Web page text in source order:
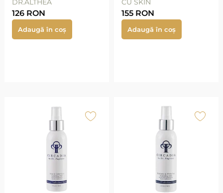
DR.ALTHEA
126 RON
Adaugă în coș
CU SKIN
155 RON
Adaugă în coș